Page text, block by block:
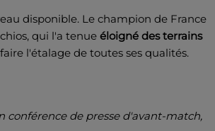
disponible. Le champion de France
qui l'a tenue éloigné des terrains
l'étalage de toutes ses qualités.
conférence de presse d'avant-match,